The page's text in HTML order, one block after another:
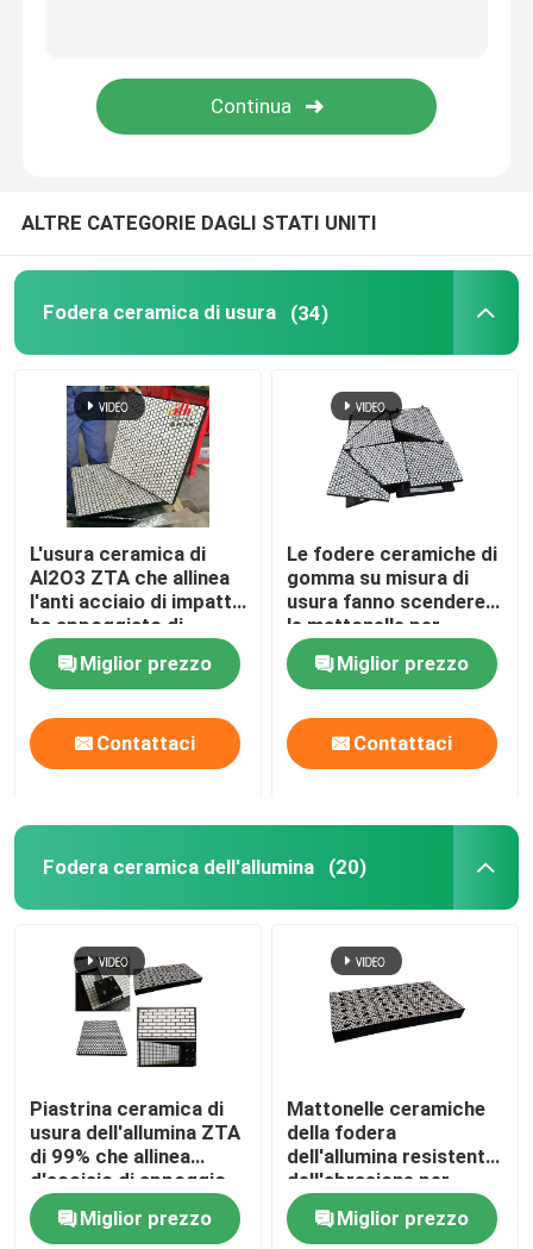
Mattonelle ceramiche di usura
ALTRE CATEGORIE DAGLI STATI UNITI
Fodera ceramica di usura (34)
L'usura ceramica di
Al2O3 ZTA che allinea
l'anti acciaio di impatto
ha appoggiato di
gomma
Miglior prezzo
Contattaci
Le fodere ceramiche di
gomma su misura di
usura fanno scendere
le mattonelle per
mezzo di uno scivolo
ceramiche di usura
Miglior prezzo
Contattaci
Fodera ceramica dell'allumina (20)
Piastrina ceramica di
usura dell'allumina ZTA
di 99% che allinea
d'acciaio di appoggio
Miglior prezzo
Mattonelle ceramiche
della fodera
dell'allumina resistente
dell'abrasione per
cemento estraente
Miglior prezzo